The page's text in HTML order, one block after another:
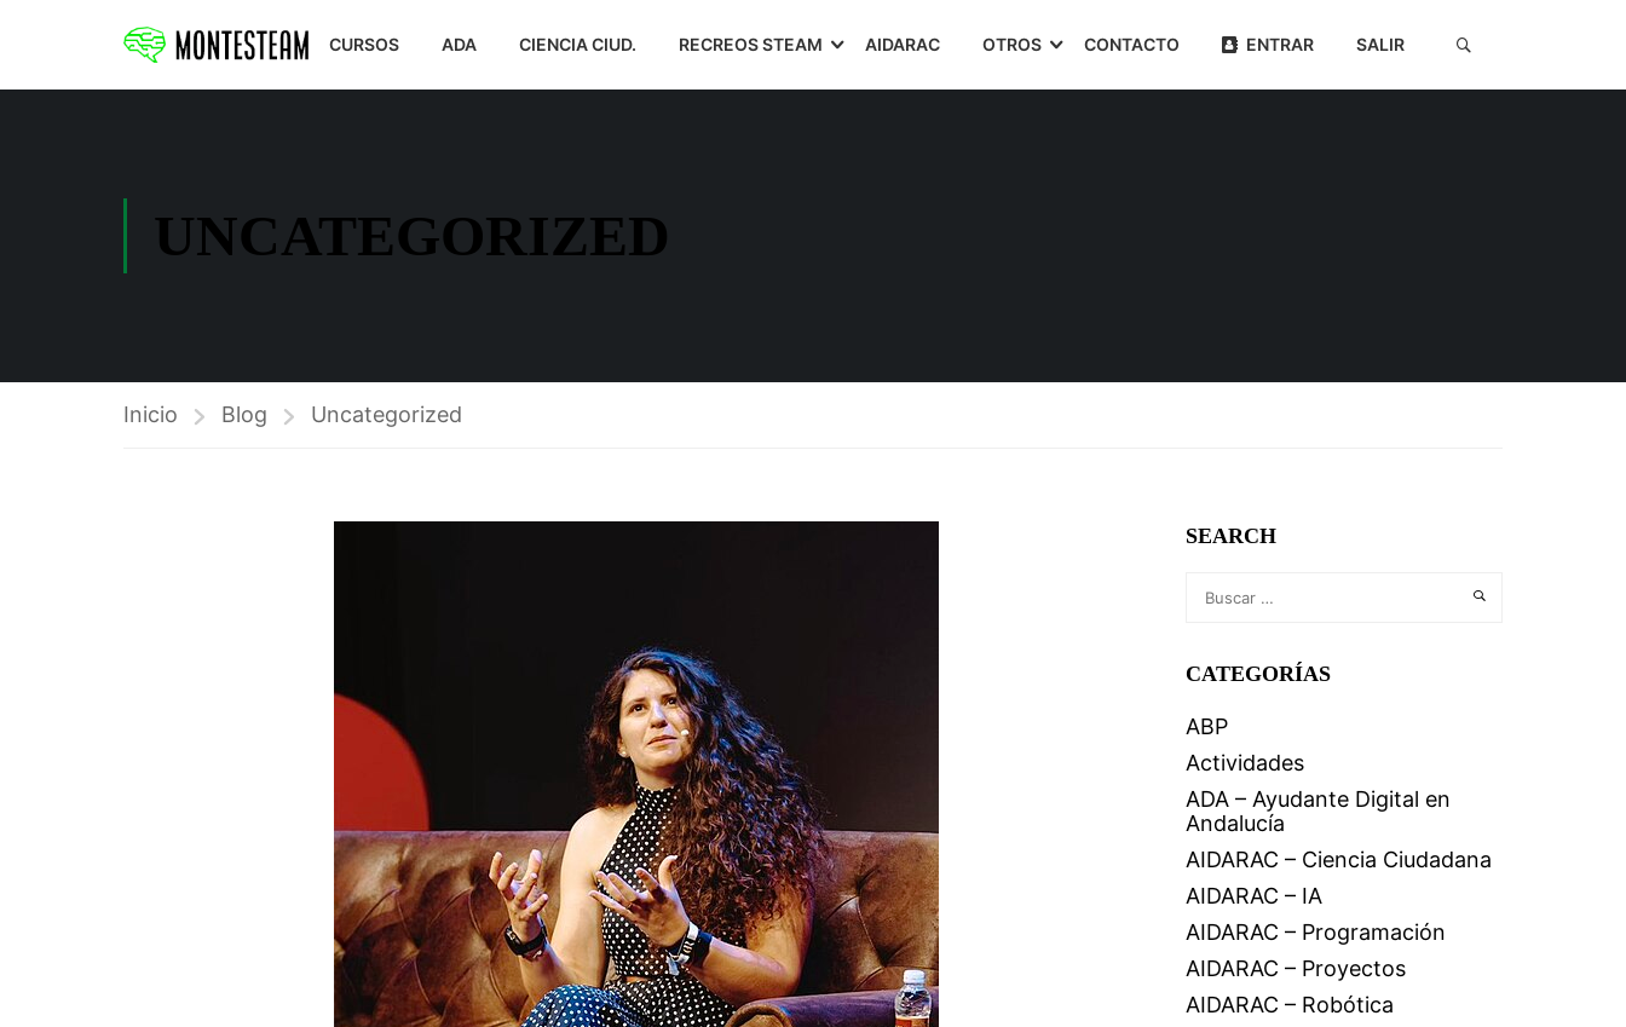
CURSOS ADA CIENCIA CIUD. RECREOS STEAM AIDARAC OTROS CONTACTO ENTRAR SALIR
UNCATEGORIZED
Inicio Blog Uncategorized
SEARCH
CATEGORÍAS
ABP
Actividades
ADA – Ayudante Digital en
Andalucía
AIDARAC – Ciencia Ciudadana
AIDARAC – IA
AIDARAC – Programación
AIDARAC – Proyectos
AIDARAC – Robótica